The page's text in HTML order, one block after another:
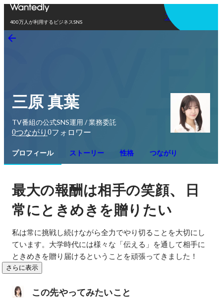
400万人が利用するビジネスSNS
アプリを使う
三原 真葉
TV番組の公式SNS運用 / 業務委託
0つながり 0フォロワー
プロフィール ストーリー 性格 つながり
最大の報酬は相手の笑顔、
日
常にときめきを贈りたい
私は常に挑戦し続けながら全力でやり切ることを大切にし
ています。大学時代には様々な「伝える」を通して相手に
ときめきを贈り届けるということを頑張ってきました！
さらに表示
この先やってみたいこと